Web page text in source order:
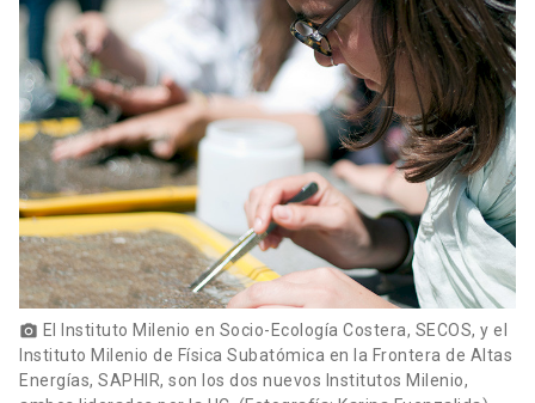
Vecinos
Donaciones
photo_camera El Instituto Milenio en Socio-Ecología Costera, SECOS, y el
Instituto Milenio de Física Subatómica en la Frontera de Altas
Energías, SAPHIR, son los dos nuevos Institutos Milenio,